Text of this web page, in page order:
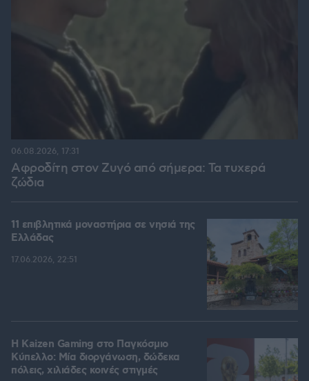
Αφροδίτη στον Ζυγό από σήμερα: Τα τυχερά
ζώδια
06.08.2026, 17:31
11 επιβλητικά μοναστήρια σε νησιά της
Ελλάδας
17.06.2026, 22:51
H Kaizen Gaming στο Παγκόσμιο
Kύπελλο: Μία διοργάνωση, δώδεκα
πόλεις, χιλιάδες κοινές στιγμές